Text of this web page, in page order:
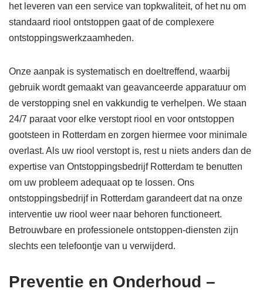
het leveren van een service van topkwaliteit, of het nu om
standaard riool ontstoppen gaat of de complexere
ontstoppingswerkzaamheden.
Onze aanpak is systematisch en doeltreffend, waarbij
gebruik wordt gemaakt van geavanceerde apparatuur om
de verstopping snel en vakkundig te verhelpen. We staan
24/7 paraat voor elke verstopt riool en voor ontstoppen
gootsteen in Rotterdam en zorgen hiermee voor minimale
overlast. Als uw riool verstopt is, rest u niets anders dan de
expertise van Ontstoppingsbedrijf Rotterdam te benutten
om uw probleem adequaat op te lossen. Ons
ontstoppingsbedrijf in Rotterdam garandeert dat na onze
interventie uw riool weer naar behoren functioneert.
Betrouwbare en professionele ontstoppen-diensten zijn
slechts een telefoontje van u verwijderd.
Preventie en Onderhoud –